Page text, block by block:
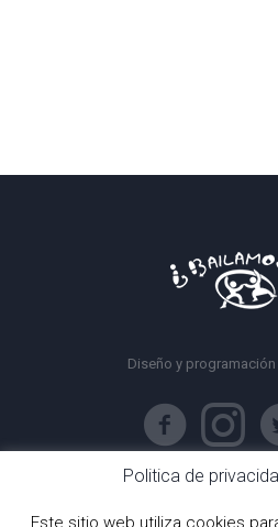
Diseño y programación
Politica de
Este sitio web utiliza cookies